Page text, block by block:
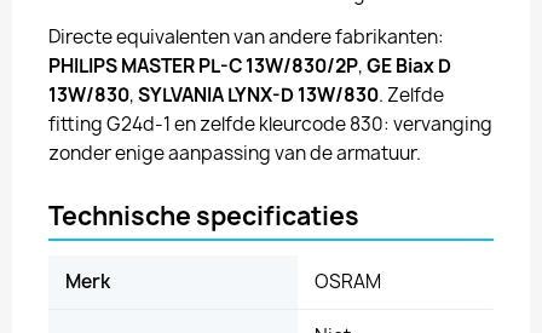
Directe equivalenten van andere fabrikanten:
PHILIPS MASTER PL-C 13W/830/2P,GE Biax D
13W/830,SYLVANIA LYNX-D 13W/830. Zelfde
fitting G24d-1 en zelfde kleurcode 830: vervanging
zonder enige aanpassing van de armatuur.
Technische specificaties
Merk OSRAM